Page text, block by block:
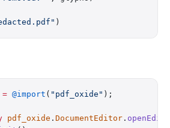
)
= @import ( "pdf_oxide" );
pdf_oxide . DocumentEditor .